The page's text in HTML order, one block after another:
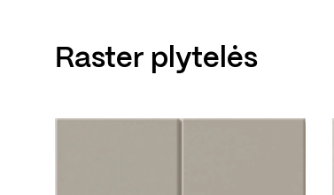
Raster plytelės